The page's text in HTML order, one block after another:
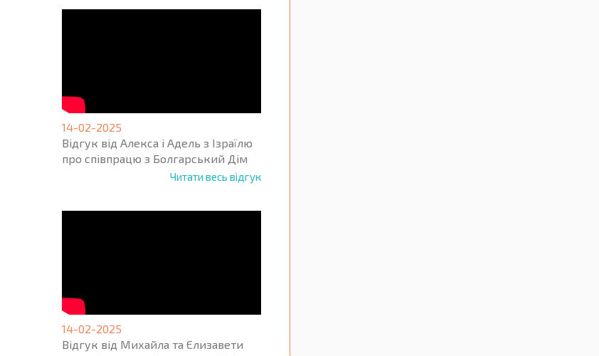
14-02-2025
Відгук від Алекса і Адель з Ізраїлю
про співпрацю з Болгарський Дім
Читати весь відгук
14-02-2025
Відгук від Михайла та Єлизавети